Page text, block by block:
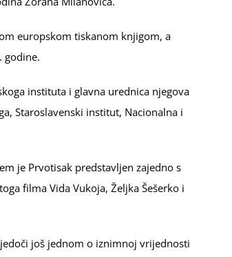
europskom tiskanom knjigom, a
godine.
instituta i glavna urednica njegova
Staroslavenski institut, Nacionalna i
je Prvotisak predstavljen zajedno s
filma Vida Vukoja, Željka Šešerko i
još jednom o iznimnoj vrijednosti